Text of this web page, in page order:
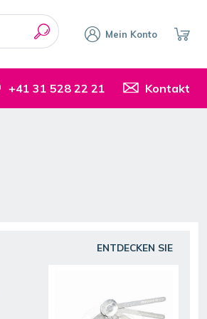
Mein Konto
Kontakt
+41 31 528 22 21
ENTDECKEN SIE